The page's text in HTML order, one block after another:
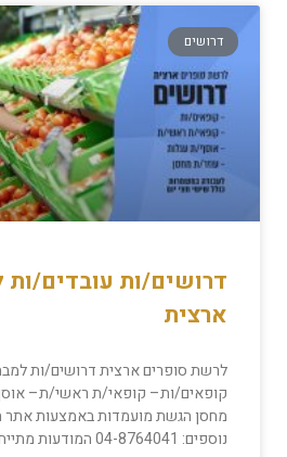
דרושים
דרושים/ות עובדים/
ארצית
לרשת סופרים ארצית דרושים/ות
קופאים/ות– קופאי/ת ראשי/ת–
מחסן הגשת מועמדות באמצעות אתר
נוספים: 04-8764041 המודעות מתייחסות לגברים ונשים